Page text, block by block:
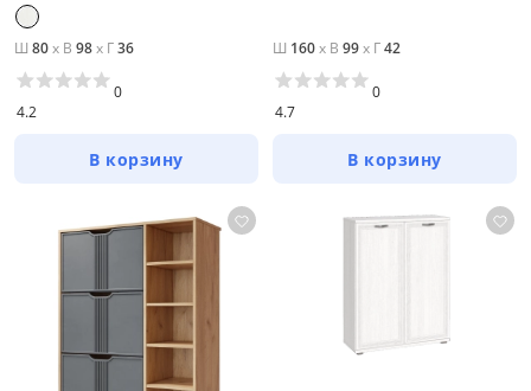
Ш 80x В 98x Г36
4.2
0
В корзину
Ш 160x В 99x Г42
4.7
0
В корзину